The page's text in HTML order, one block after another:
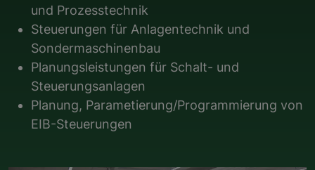
und Prozesstechnik
Steuerungen für Anlagentechnik und
Sondermaschinenbau
Planungsleistungen für Schalt- und
Steuerungsanlagen
Planung, Parametierung/Programmierung von
EIB-Steuerungen